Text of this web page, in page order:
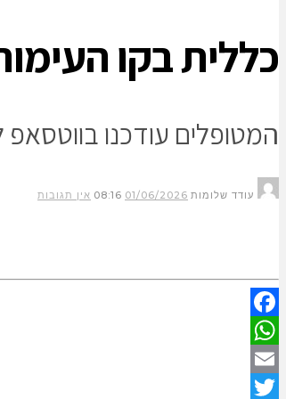
כללית בקו
המטופלים עודכנו
עודד שלומות 01/06/2026
08:16 אין תגובות
Facebook
WhatsApp
Email